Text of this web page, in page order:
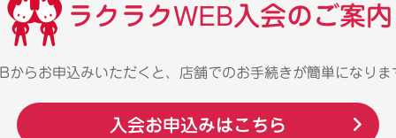
ラクラクWEB入会のご案内
からお申込みいただくと、店舗でのお手続きが簡単になりま
入会お申込みはこちら